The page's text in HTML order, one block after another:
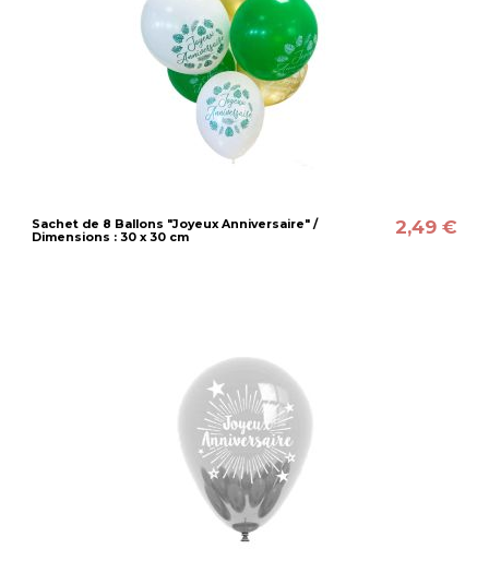
Sachet de 8 Ballons "Joyeux Anniversaire" /
Dimensions : 30 x 30 cm
2,49 €